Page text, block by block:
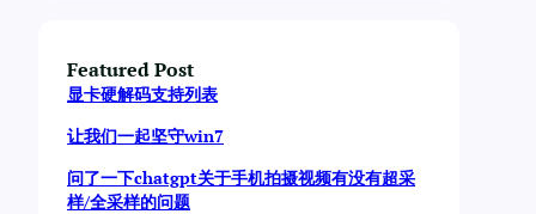
Featured Post
显卡硬解码支持列表
让我们一起坚守win7
问了一下chatgpt关于手机拍摄视频有没有超采
样/全采样的问题